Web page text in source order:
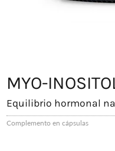
MYO-
Equilibrio hormonal
Complemento en cápsulas